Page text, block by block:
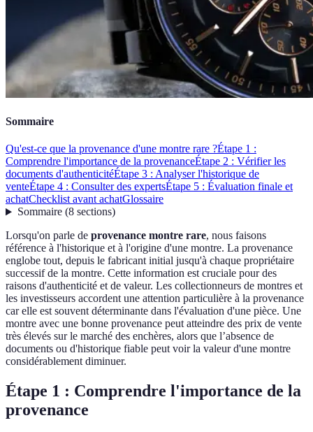
Sommaire
Qu'est-ce que la provenance d'une montre rare ?Étape 1 :
Comprendre l'importance de la provenanceÉtape 2 : Vérifier les
documents d'authenticitéÉtape 3 : Analyser l'historique de
venteÉtape 4 : Consulter des expertsÉtape 5 : Évaluation finale et
achatChecklist avant achatGlossaire
Sommaire(8 sections)
Lorsqu'on parle de provenance montre rare, nous faisons
référence à l'historique et à l'origine d'une montre. La provenance
englobe tout, depuis le fabricant initial jusqu'à chaque propriétaire
successif de la montre. Cette information est cruciale pour des
raisons d'authenticité et de valeur. Les collectionneurs de montres et
les investisseurs accordent une attention particulière à la provenance
car elle est souvent déterminante dans l'évaluation d'une pièce. Une
montre avec une bonne provenance peut atteindre des prix de vente
très élevés sur le marché des enchères, alors que l’absence de
documents ou d'historique fiable peut voir la valeur d'une montre
considérablement diminuer.
Étape 1 : Comprendre l'importance de la
provenance